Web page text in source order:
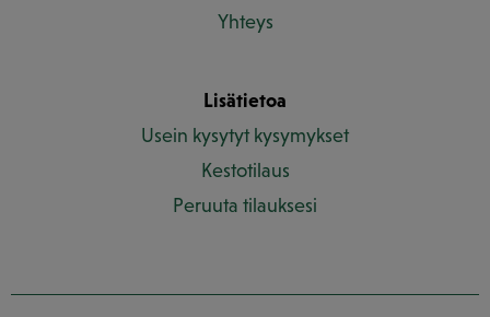
Yhteys
Lisätietoa
Usein kysytyt kysymykset
Kestotilaus
Peruuta tilauksesi